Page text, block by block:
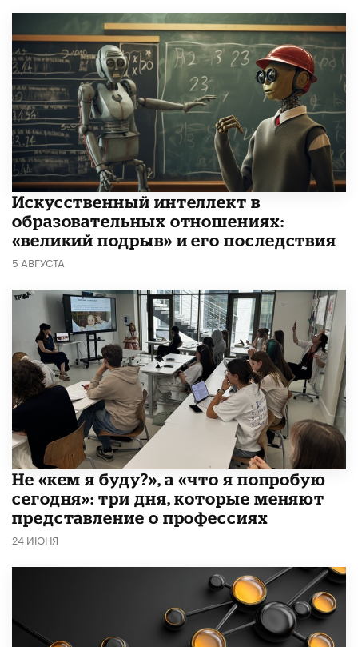
​Искусственный интеллект в
образовательных отношениях:
«великий подрыв» и его последствия
5 АВГУСТА
Не «кем я буду?», а «что я попробую
сегодня»: три дня, которые меняют
представление о профессиях
24 ИЮНЯ